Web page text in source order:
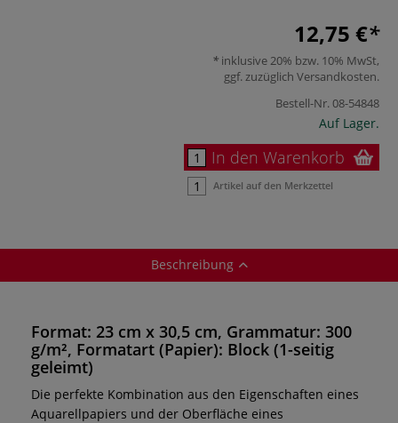
12,75 €
inklusive 20% bzw. 10% MwSt,
ggf. zuzüglich Versandkosten.
Bestell-Nr.08-54848
Auf Lager.
In den Warenkorb
Artikel auf den Merkzettel
Beschreibung
Format: 23 cm x 30,5 cm, Grammatur: 300
g/m², Formatart (Papier): Block (1-seitig
geleimt)
Die perfekte Kombination aus den Eigenschaften eines
Aquarellpapiers und der Oberfläche eines